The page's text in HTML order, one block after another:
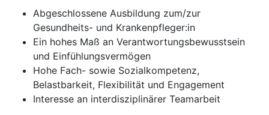
Abgeschlossene Ausbildung zum/zur
Gesundheits- und Krankenpfleger:in
Ein hohes Maß an Verantwortungsbewusstsein
und Einfühlungsvermögen
Hohe Fach- sowie Sozialkompetenz,
Belastbarkeit, Flexibilität und Engagement
Interesse an interdisziplinärer Teamarbeit